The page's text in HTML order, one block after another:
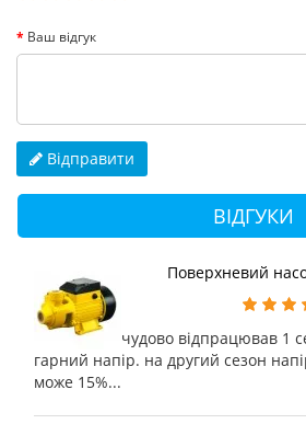
Ваш відгук
Відправити
ВІДГУКИ
Поверхневий
чудово відпрацював 1
гарний напір. на другий сезон
може 15%...